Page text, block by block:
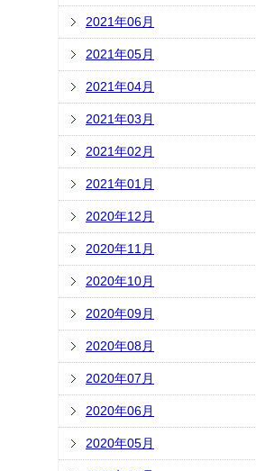
2021年06月
2021年05月
2021年04月
2021年03月
2021年02月
2021年01月
2020年12月
2020年11月
2020年10月
2020年09月
2020年08月
2020年07月
2020年06月
2020年05月